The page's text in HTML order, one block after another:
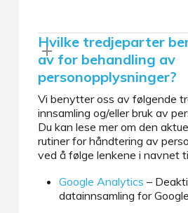
Hvilke tredjeparter
av for behandling av
personopplysninger?
Vi benytter oss av følgende
innsamling og/eller bruk av
Du kan lese mer om den
rutiner for håndtering av
ved å følge lenkene i navnet
Google Analytics –
datainnsamling for